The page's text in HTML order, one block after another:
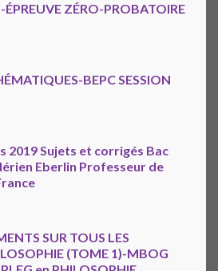
ZÉRO-PROBATOIRE
BEPC SESSION
2019 Sujets et corrigés Bac
Eberlin Professeur de
SUR TOUS LES
(TOME 1)-MBOG